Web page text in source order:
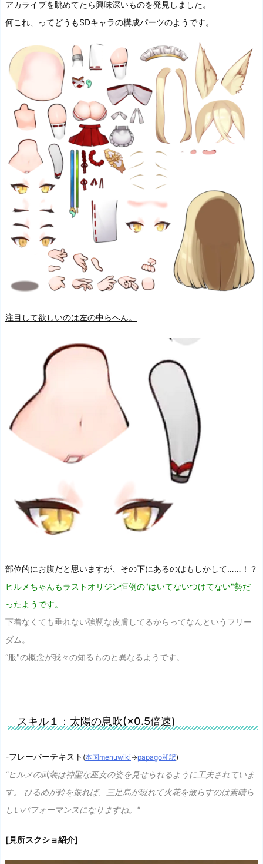
アカライブを眺めてたら興味深いものを発見しました。
何これ、ってどうもSDキャラの構成パーツのようです。
注目して欲しいのは左の中らへん。
部位的にお腹だと思いますが、その下にあるのはもしかして……！？
ヒルメちゃんもラストオリジン恒例の"はいてないつけてない"勢だ
ったようです。
下着なくても垂れない強靭な皮膚してるからってなんというフリー
ダム。
“服"の概念が我々の知るものと異なるようです。
スキル１：太陽の息吹(×0.5倍速)
-フレーバーテキスト (本国menuwiki→papago和訳)
“ヒルメの武装は神聖な巫女の姿を見せられるように工夫されていま
す。 ひるめが鈴を振れば、三足烏が現れて火花を散らすのは素晴ら
しいパフォーマンスになりますね。"
[見所スクショ紹介]